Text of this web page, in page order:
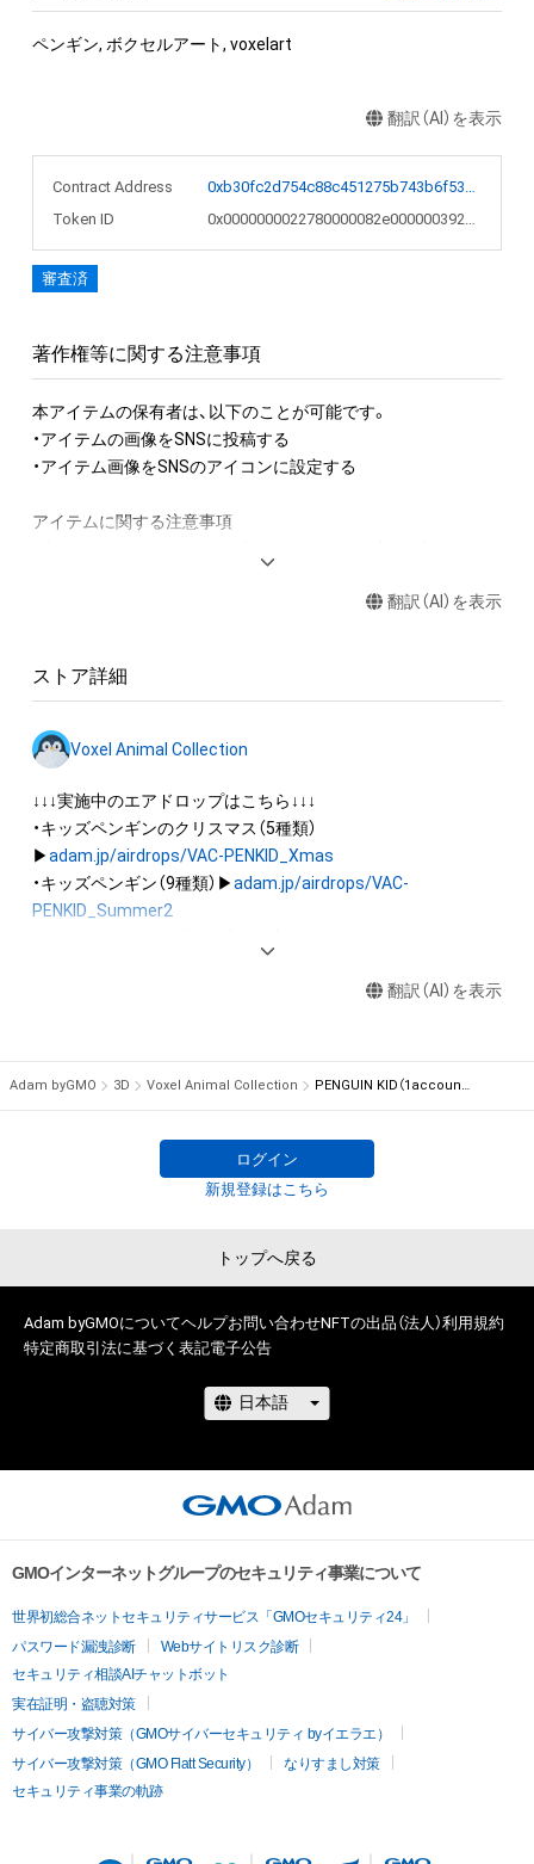
ペンギン, ボクセルアート, voxelart
翻訳（AI）を表示
Contract Address
0xb30fc2d754c88c451275b743b6f530f19f643683
Token ID
0x0000000022780000082e000000392c17
審査済
著作権等に関する注意事項
本アイテムの保有者は、以下のことが可能です。
・アイテムの画像をSNSに投稿する
・アイテム画像をSNSのアイコンに設定する
アイテムに関する注意事項
権(著作権、特許権、実用新案権、商標権、意匠権その他の知的財
作権を有する方、著作隣接権の権利者またはその管理委託を受
を保有していたとしても、本アイテムに関する創作物にかかる
知的財産権を有することを意味しません。
・本アイテムの著作権を有する方、著作隣接権の権利者またはそ
の管理委託を受けている者からの事前の同意なしに、上記の「本
アイテムの保有者が有する権利」の範囲を超えた行為、知的財産
権を侵害するおそれのある行為(改変、公開、配布、逆コンパイ
ル、リバースエンジニアリングを含みますが、これに限定されま
・本アイテムに関する創作物の利用については、公序良俗や法令
に反する利用またはその恐れのある利用など、作成者が不適切
翻訳（AI）を表示
ストア詳細
Voxel Animal Collection
↓↓↓実施中のエアドロップはこちら↓↓↓
・キッズペンギンのクリスマス（5種類）
▶adam.jp/airdrops/VAC-PENKID_Xmas
・キッズペンギン（9種類）▶adam.jp/airdrops/VAC-
PENKID_Summer2
・フクロウ（3種類）▶ adam.jp/airdrops/VAC-OWL
adam.jp/airdrops/VAC-NY2024
翻訳（AI）を表示
Adam byGMO 3D Voxel Animal Collection PENGUIN KID（1account typeA）
ログイン
新規登録はこちら
トップへ戻る
Adam byGMOについてヘルプお問い合わせNFTの出品（法人）利用規約
特定商取引法に基づく表記電子公告
GMOインターネットグループのセキュリティ事業について
世界初総合ネットセキュリティサービス「GMOセキュリティ24」
パスワード漏洩診断
Webサイトリスク診断
セキュリティ相談AIチャットボット
実在証明・盗聴対策
サイバー攻撃対策（GMOサイバーセキュリティ byイエラエ）
サイバー攻撃対策（GMO Flatt Security）
なりすまし対策
セキュリティ事業の軌跡